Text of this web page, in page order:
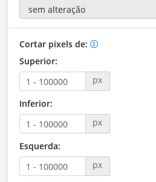
Cortar pixels de:
Superior:
px
Inferior:
px
Esquerda:
px